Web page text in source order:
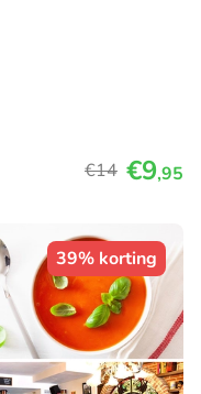
€14 €9,95
39% korting